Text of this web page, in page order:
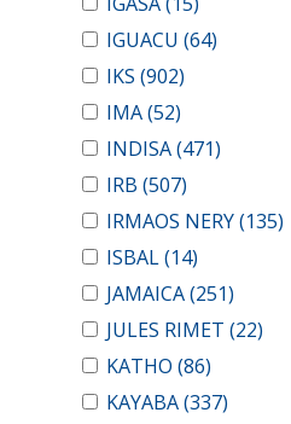
IGUACU (64)
IKS (902)
IMA(52)
INDISA(471)
IRB (507)
IRMAOS NERY(135)
ISBAL(14)
JAMAICA(251)
JULES RIMET (22)
KATHO (86)
KAYABA(337)